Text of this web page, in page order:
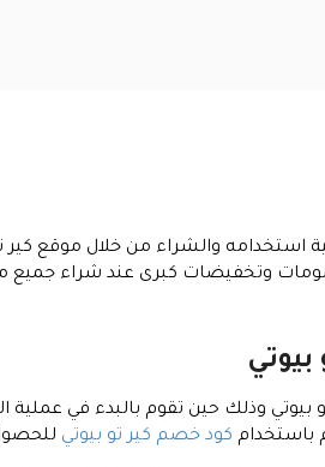
استخدامه والشراء من خلال موقع كير
وتخفيضات كبرى عند شراء جميع
باستخدام كود خصم كير تو بيوتي